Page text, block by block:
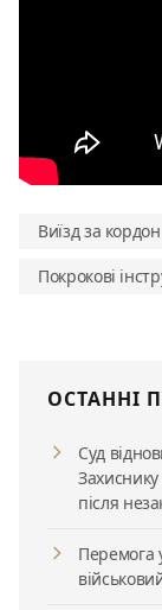
Виїзд за кордон
Покрокові
ОСТАННІ
Суд
після
Перемога